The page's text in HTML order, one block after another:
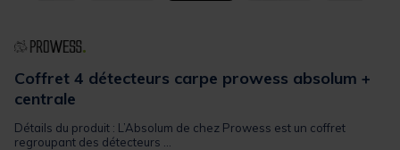
Coffret 4 détecteurs carpe prowess absolum +
centrale
Détails du produit : L’Absolum de chez Prowess est un coffret
regroupant des détecteurs ...